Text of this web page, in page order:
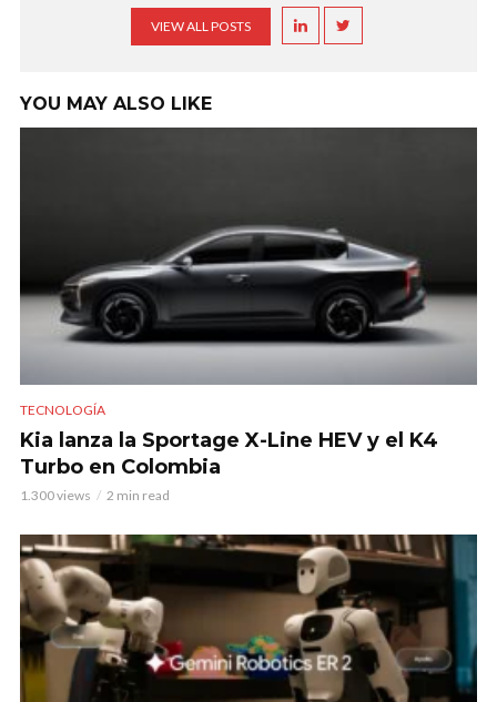
VIEW ALL POSTS
YOU MAY ALSO LIKE
TECNOLOGÍA
Kia lanza la Sportage X-Line HEV y el K4
Turbo en Colombia
1.300 views 2 min read